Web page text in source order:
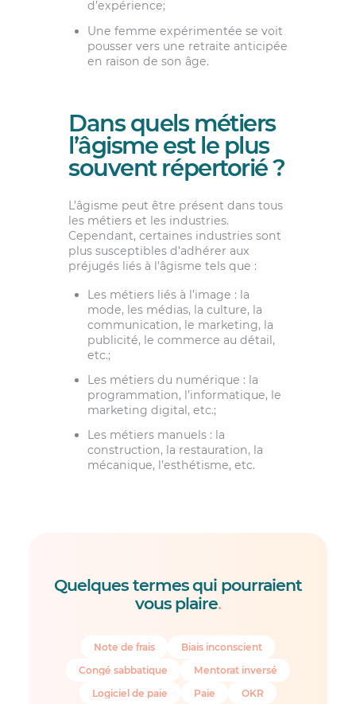
d’expérience;
Une femme expérimentée se voit
pousser vers une retraite anticipée
en raison de son âge.
Dans quels métiers
l’âgisme est le plus
souvent répertorié ?
L’âgisme peut être présent dans tous
les métiers et les industries.
Cependant, certaines industries sont
plus susceptibles d’adhérer aux
préjugés liés à l’âgisme tels que :
Les métiers liés à l’image : la
mode, les médias, la culture, la
communication, le marketing, la
publicité, le commerce au détail,
etc.;
Les métiers du numérique : la
programmation, l’informatique, le
marketing digital, etc.;
Les métiers manuels : la
construction, la restauration, la
mécanique, l’esthétisme, etc.
Quelques termes qui pourraient
vous plaire.
Note de frais
Biais inconscient
Congé sabbatique
Mentorat inversé
Logiciel de paie
Paie
OKR